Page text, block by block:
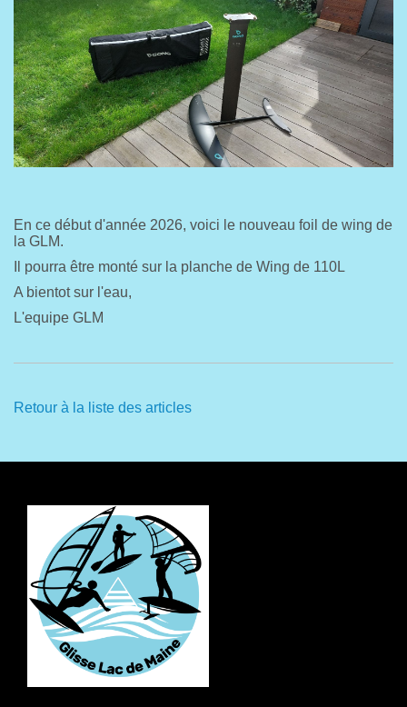
En ce début d'année 2026, voici le nouveau foil de wing de
la GLM.
Il pourra être monté sur la planche de Wing de 110L
A bientot sur l'eau,
L'equipe GLM
Retour à la liste des articles